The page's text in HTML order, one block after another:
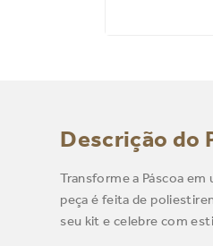
Descrição do
Transforme a Páscoa
peça é feita de
seu kit e celebre com